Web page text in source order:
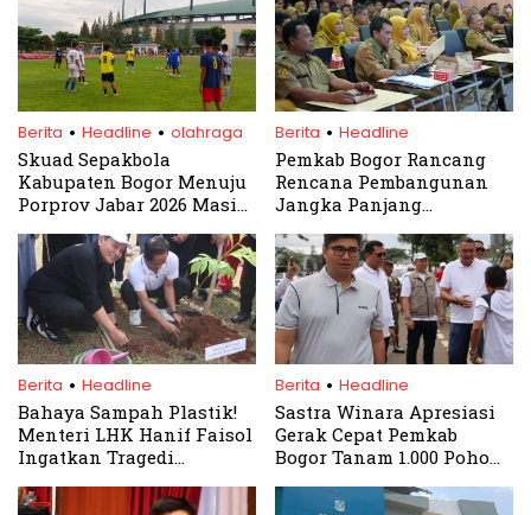
Berita . Headline . olahraga
Skuad Sepakbola
Kabupaten Bogor Menuju
Porprov Jabar 2026 Masih
Berita . Headline
Pemkab Bogor Rancang
Rencana Pembangunan
Jangka Panjang
Berita . Headline
Bahaya Sampah Plastik!
Menteri LHK Hanif Faisol
Ingatkan Tragedi
Kunjungi Bogor
Berita . Headline
Sastra Winara Apresiasi
Gerak Cepat Pemkab
Bogor Tanam 1.000 Pohon